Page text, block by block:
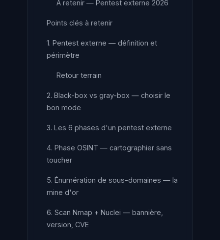
À retenir — Pentest externe 2026
Points clés à retenir
1. Pentest externe — définition et
périmètre
Retour terrain
2. Black-box vs gray-box — choisir le
bon mode
3. Les 6 phases d'un pentest externe
4. Phase OSINT — cartographier sans
toucher
5. Énumération de sous-domaines — la
mine d'or
6. Scan Nmap + Nuclei — bannière,
version, CVE